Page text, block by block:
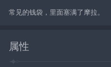
常见的钱袋，里面塞满了摩拉。
属性